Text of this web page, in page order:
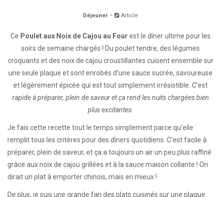
Déjeuner Article
Ce Poulet aux Noix de Cajou au Four est le dîner ultime pour les
soirs de semaine chargés ! Du poulet tendre, des légumes
croquants et des noix de cajou croustillantes cuisent ensemble sur
une seule plaque et sont enrobés d’une sauce sucrée, savoureuse
et légèrement épicée qui est tout simplement irrésistible. C’est
rapide à préparer, plein de saveur et ça rend les nuits chargées bien
plus excitantes.
Je fais cette recette tout le temps simplement parce qu’elle
remplit tous les critères pour des dîners quotidiens. C’est facile à
préparer, plein de saveur, et ça a toujours un air un peu plus raffiné
grâce aux noix de cajou grillées et à la sauce maison collante ! On
dirait un plat à emporter chinois, mais en mieux !
De plus, je suis une grande fan des plats cuisinés sur une plaque.